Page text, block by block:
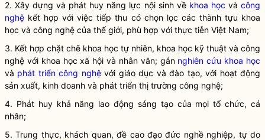
2. Xây dựng và phát huy năng lực nội sinh về khoa học vàcông
nghệ kết hợp với việc tiếp thu có chọn lọc các thành tựu khoa
học và công nghệ của thế giới, phù hợp với thực tiễn Việt Nam;
3. Kết hợp chặt chẽ khoa học tự nhiên, khoa học kỹ thuật và công
nghệ với khoa học xã hội và nhân văn; gắn nghiên cứu khoa học
và phát triển công nghệvới giáo dục và đào tạo, với hoạt động
sản xuất, kinh doanh và phát triển thị trường công nghệ;
4. Phát huy khả năng lao động sáng tạo của mọi tổ chức, cá
nhân;
5. Trung thực, khách quan, đề cao đạo đức nghề nghiệp, tự do